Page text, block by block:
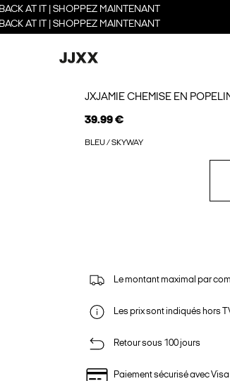
BACK AT IT | SHOPPEZ MAINTENANT
BACK AT IT | SHOPPEZ MAINTENANT
JXJAMIE CHEMISE EN
39.99 €
BLEU / SKYWAY
Le montant maximal par
Les prix sont indiqués hors
Retour sous 100 jours
Paiement sécurisé avec Visa